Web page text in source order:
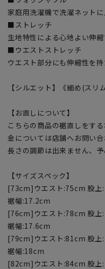
家庭用洗濯機で洗濯ネット
■ストレッチ
生地特性による心地よい伸
■ウエストストレッチ
ウエスト部分にも伸縮性を持
【シルエット】《細め(スリ
【お直しについて】
こちらの商品の裾直しをす
金については店舗へお問い
長さの調節は出来ません、予
【サイズスペック】
[73cm]ウエスト:75cm 股
裾幅:17.2cm
[76cm]ウエスト:78cm 股
裾幅:17.6cm
[79cm]ウエスト:81cm 股
裾幅:18cm
[82cm]ウエスト:84cm 股上